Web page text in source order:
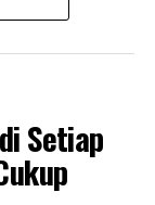
Dilepas
Pertanian
Setiap